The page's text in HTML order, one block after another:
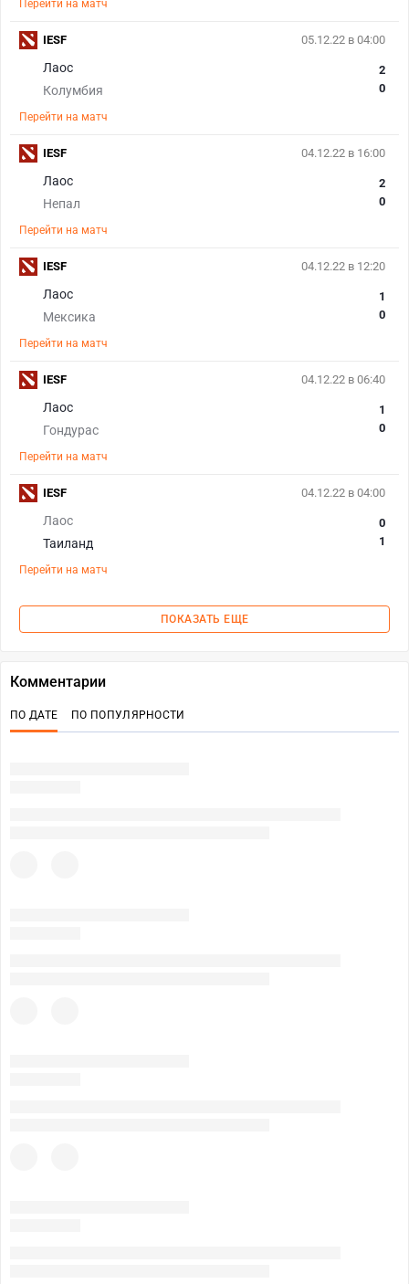
Перейти на матч
05.12.22 в 04:00
Лаос
Колумбия
2
0
Перейти на матч
IESF
04.12.22 в 16:00
Лаос
Непал
2
0
Перейти на матч
IESF
04.12.22 в 12:20
Лаос
Мексика
1
0
Перейти на матч
IESF
04.12.22 в 06:40
Лаос
Гондурас
1
0
Перейти на матч
IESF
04.12.22 в 04:00
Лаос
Таиланд
0
1
Перейти на матч
IESF
ПОКАЗАТЬ ЕЩЕ
Комментарии
ПО ДАТЕ ПО ПОПУЛЯРНОСТИ